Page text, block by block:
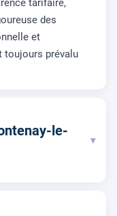
tarifaire,
des
et
toujours prévalu
le-
▾